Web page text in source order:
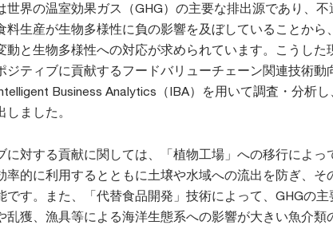
世界の温室効果ガス（GHG）の主要な排出源であり、不
料生産が生物多様性に負の影響を及ぼしていることから
動と生物多様性への対応が求められています。こうした
ジティブに貢献するフードバリューチェーン関連技術動
Business Analytics（IBA）を用いて調査・分析
ました。
に対する貢献に関しては、「植物工場」への移行によっ
率的に利用するとともに土壌や水域への流出を防ぎ、そ
です。また、「代替食品開発」技術によって、GHGの主
乱獲、漁具等による海洋生態系への影響が大きい魚介類